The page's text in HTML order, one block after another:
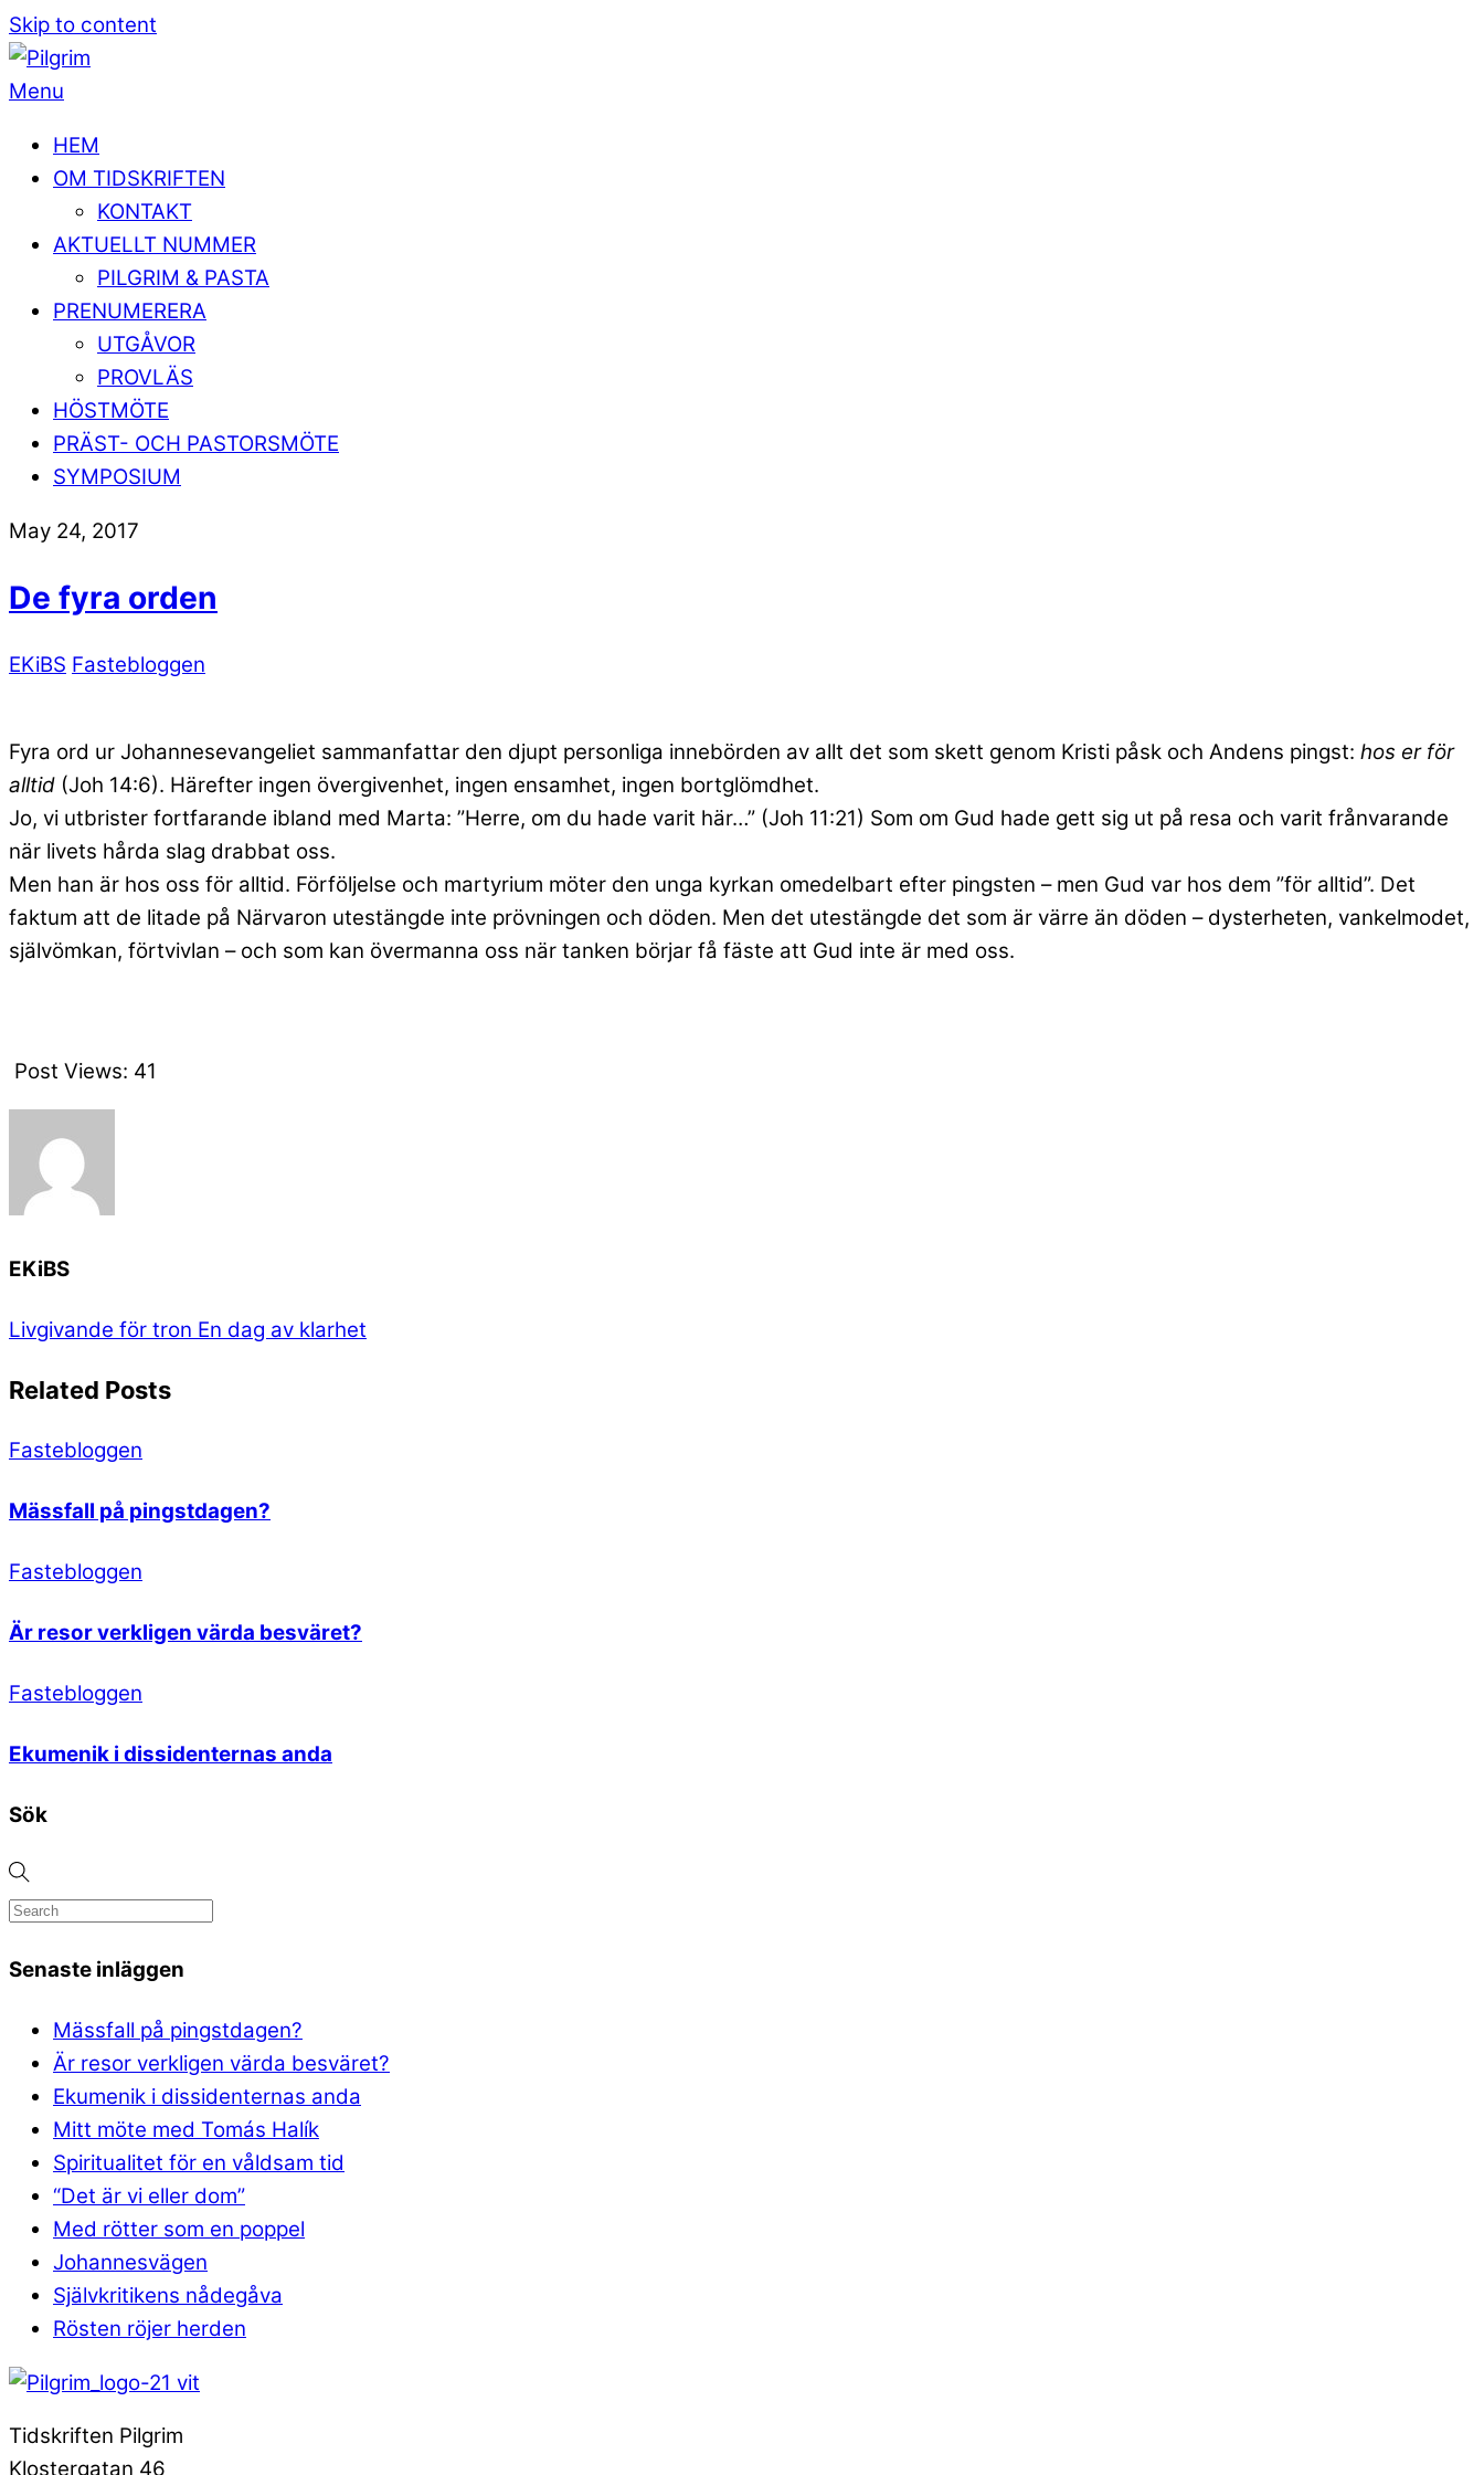
Skip to content
Menu
HEM
OM TIDSKRIFTEN
KONTAKT
AKTUELLT NUMMER
PILGRIM & PASTA
PRENUMERERA
UTGÅVOR
PROVLÄS
HÖSTMÖTE
PRÄST- OCH PASTORSMÖTE
SYMPOSIUM
May 24, 2017
De fyra orden
EKiBS Fastebloggen
Fyra ord ur Johannesevangeliet sammanfattar den djupt personliga innebörden av allt det som skett genom Kristi påsk och Andens pingst: hos er för
alltid (Joh 14:6). Härefter ingen övergivenhet, ingen ensamhet, ingen bortglömdhet.
Jo, vi utbrister fortfarande ibland med Marta: ”Herre, om du hade varit här…” (Joh 11:21) Som om Gud hade gett sig ut på resa och varit frånvarande
när livets hårda slag drabbat oss.
Men han är hos oss för alltid. Förföljelse och martyrium möter den unga kyrkan omedelbart efter pingsten – men Gud var hos dem ”för alltid”. Det
faktum att de litade på Närvaron utestängde inte prövningen och döden. Men det utestängde det som är värre än döden – dysterheten, vankelmodet,
självömkan, förtvivlan – och som kan övermanna oss när tanken börjar få fäste att Gud inte är med oss.
Post Views: 41
EKiBS
Livgivande för tron En dag av klarhet
Related Posts
Fastebloggen
Mässfall på pingstdagen?
Fastebloggen
Är resor verkligen värda besväret?
Fastebloggen
Ekumenik i dissidenternas anda
Sök
Senaste inläggen
Mässfall på pingstdagen?
Är resor verkligen värda besväret?
Ekumenik i dissidenternas anda
Mitt möte med Tomás Halík
Spiritualitet för en våldsam tid
“Det är vi eller dom”
Med rötter som en poppel
Johannesvägen
Självkritikens nådegåva
Rösten röjer herden
Tidskriften Pilgrim
Klostergatan 46